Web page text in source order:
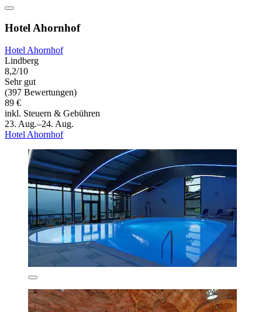
Hotel Ahornhof
Hotel Ahornhof
Lindberg
8,2/10
Sehr gut
(397 Bewertungen)
89 €
inkl. Steuern & Gebühren
23. Aug.–24. Aug.
Hotel Ahornhof